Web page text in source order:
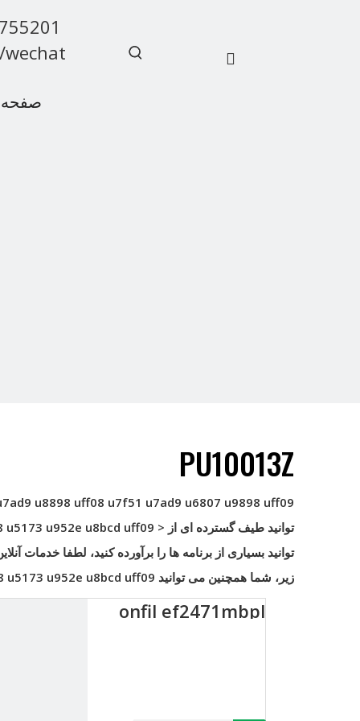
wechat
PU10013Z
u8898 uff08 u7f51 u7ad9 u6807 u9898 uff09
توانید طیف گسترده ای از < strong> uff08 u5173 u952e u8bcd uff09 u5173 u952e u8bcd uff09
توانید بسیاری از برنامه ها را برآورده کنید، لطفا خدمات
زیر، شما همچنین می توانید u5173 u952e u8bcd uff09
onfil ef2471mbpl